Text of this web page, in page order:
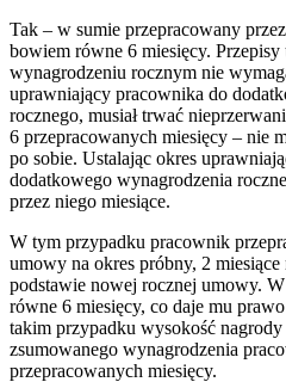
Tak – w sumie przepracowany
bowiem równe 6 miesięcy.
wynagrodzeniu rocznym nie
uprawniający pracownika do
rocznego, musiał trwać
6 przepracowanych miesięcy – nie
po sobie. Ustalając okres
dodatkowego wynagrodzenia
przez niego miesiące.
W tym przypadku pracownik
umowy na okres próbny, 2 miesiące
podstawie nowej rocznej umowy.
równe 6 miesięcy, co daje mu
takim przypadku wysokość
zsumowanego wynagrodzenia
przepracowanych miesięcy.